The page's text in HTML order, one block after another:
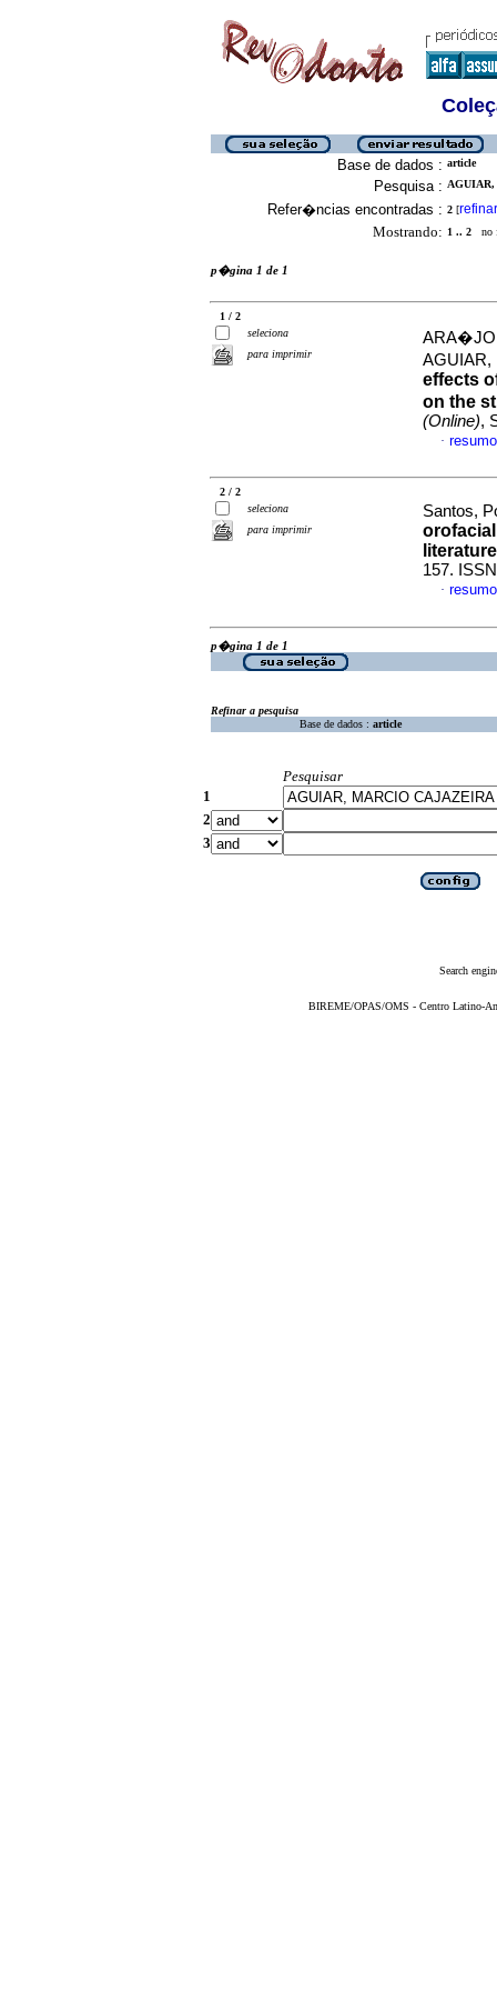
Base de dados : article
Pesquisa :
Refer�ncias encontradas : 2 [refinar
Mostrando: 1 .. 2 no
p�gina 1 de 1
1 / 2
seleciona
para imprimir
effects
on the
(Online),
·
2 / 2
seleciona
para imprimir
Santos,
literature
157.
·
p�gina 1 de 1
Refinar a pesquisa
Base de dados : article
Pesquisar
1
2
3
Search
BIREME/OPAS/OMS - Centro Latino-